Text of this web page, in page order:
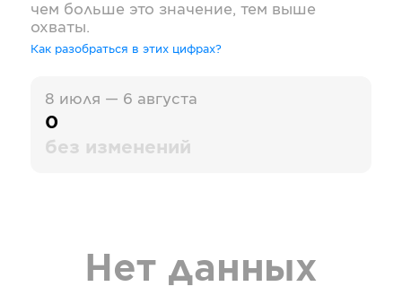
чем больше это значение, тем выше
охваты.
Как разобраться в этих цифрах?
8 июля — 6 августа
0
без изменений
Нет данных